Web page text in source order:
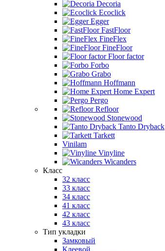
Decoria
Ecoclick
Egger
FastFloor
FineFlex
FineFloor
Floor factor
Forbo
Grabo
Hoffmann
Home Expert
Pergo
Refloor
Stonewood
Tanto Dryback
Tarkett
Vinilam
Vinyline
Wicanders
Класс
32 класс
33 класс
34 класс
41 класс
42 класс
43 класс
Тип укладки
Замковый
Клеевой